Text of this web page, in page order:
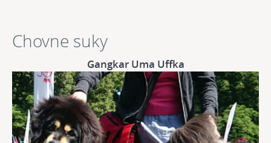
Chovne suky
Gangkar Uma Uffka